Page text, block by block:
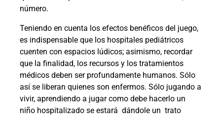
número.
Teniendo en cuenta los efectos benéficos del juego,
es indispensable que los hospitales pediátricos
cuenten con espacios lúdicos; asimismo, recordar
que la finalidad, los recursos y los tratamientos
médicos deben ser profundamente humanos. Sólo
así se liberan quienes son enfermos. Sólo jugando a
vivir, aprendiendo a jugar como debe hacerlo un
niño hospitalizado se estará dándole un trato